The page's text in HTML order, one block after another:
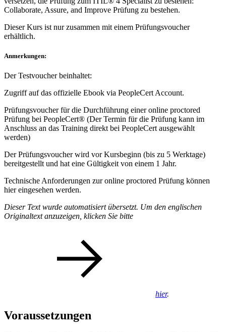
Collaborate, Assure, and Improve Prüfung zu bestehen.
Dieser Kurs ist nur zusammen mit einem Prüfungsvoucher
erhältlich.
Anmerkungen:
Der Testvoucher beinhaltet:
Zugriff auf das offizielle Ebook via PeopleCert Account.
Prüfungsvoucher für die Durchführung einer online proctored
Prüfung bei PeopleCert® (Der Termin für die Prüfung kann im
Anschluss an das Training direkt bei PeopleCert ausgewählt
werden)
Der Prüfungsvoucher wird vor Kursbeginn (bis zu 5 Werktage)
bereitgestellt und hat eine Gültigkeit von einem 1 Jahr.
Technische Anforderungen zur online proctored Prüfung können
hier eingesehen werden.
Dieser Text wurde automatisiert übersetzt. Um den englischen
Originaltext anzuzeigen, klicken Sie bitte
hier.
Voraussetzungen